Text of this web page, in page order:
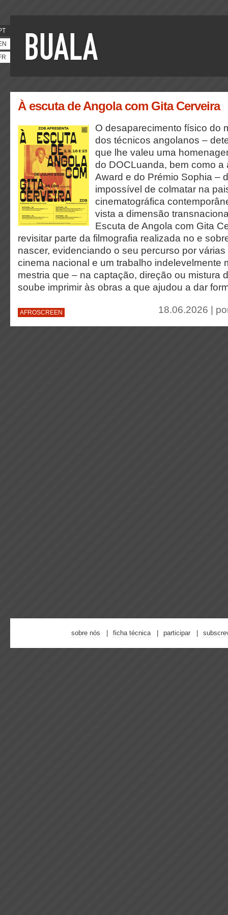
À escuta de Angola com Gita Cerveira
O desaparecimento físico do
dos técnicos angolanos –
que lhe valeu uma
do DOCLuanda, bem como a
Award e do Prémio Sophia –
impossível de colmatar na
cinematográfica
vista a dimensão
Escuta de Angola com Gita
revisitar parte da filmografia realizada no e
nascer, evidenciando o seu percurso por
cinema nacional e um trabalho indelevelmente
mestria que – na captação, direção ou mistura
soube imprimir às obras a que ajudou a dar
AFROSCREEN 18.06.2026 |
sobre nós ficha técnica participar